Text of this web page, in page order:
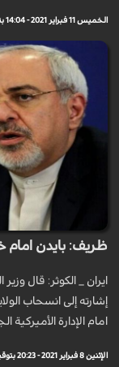
الخميس 11 فبراير 2021 - 14:04 بتوقيت مكة
ظريف: بايدن امام
ايران _ الكوثر: قال
إشارته إلى انسحاب
امام الإدارة الأميركية
الإثنين 8 فبراير 2021 - 20:23 بتوقيت مكة